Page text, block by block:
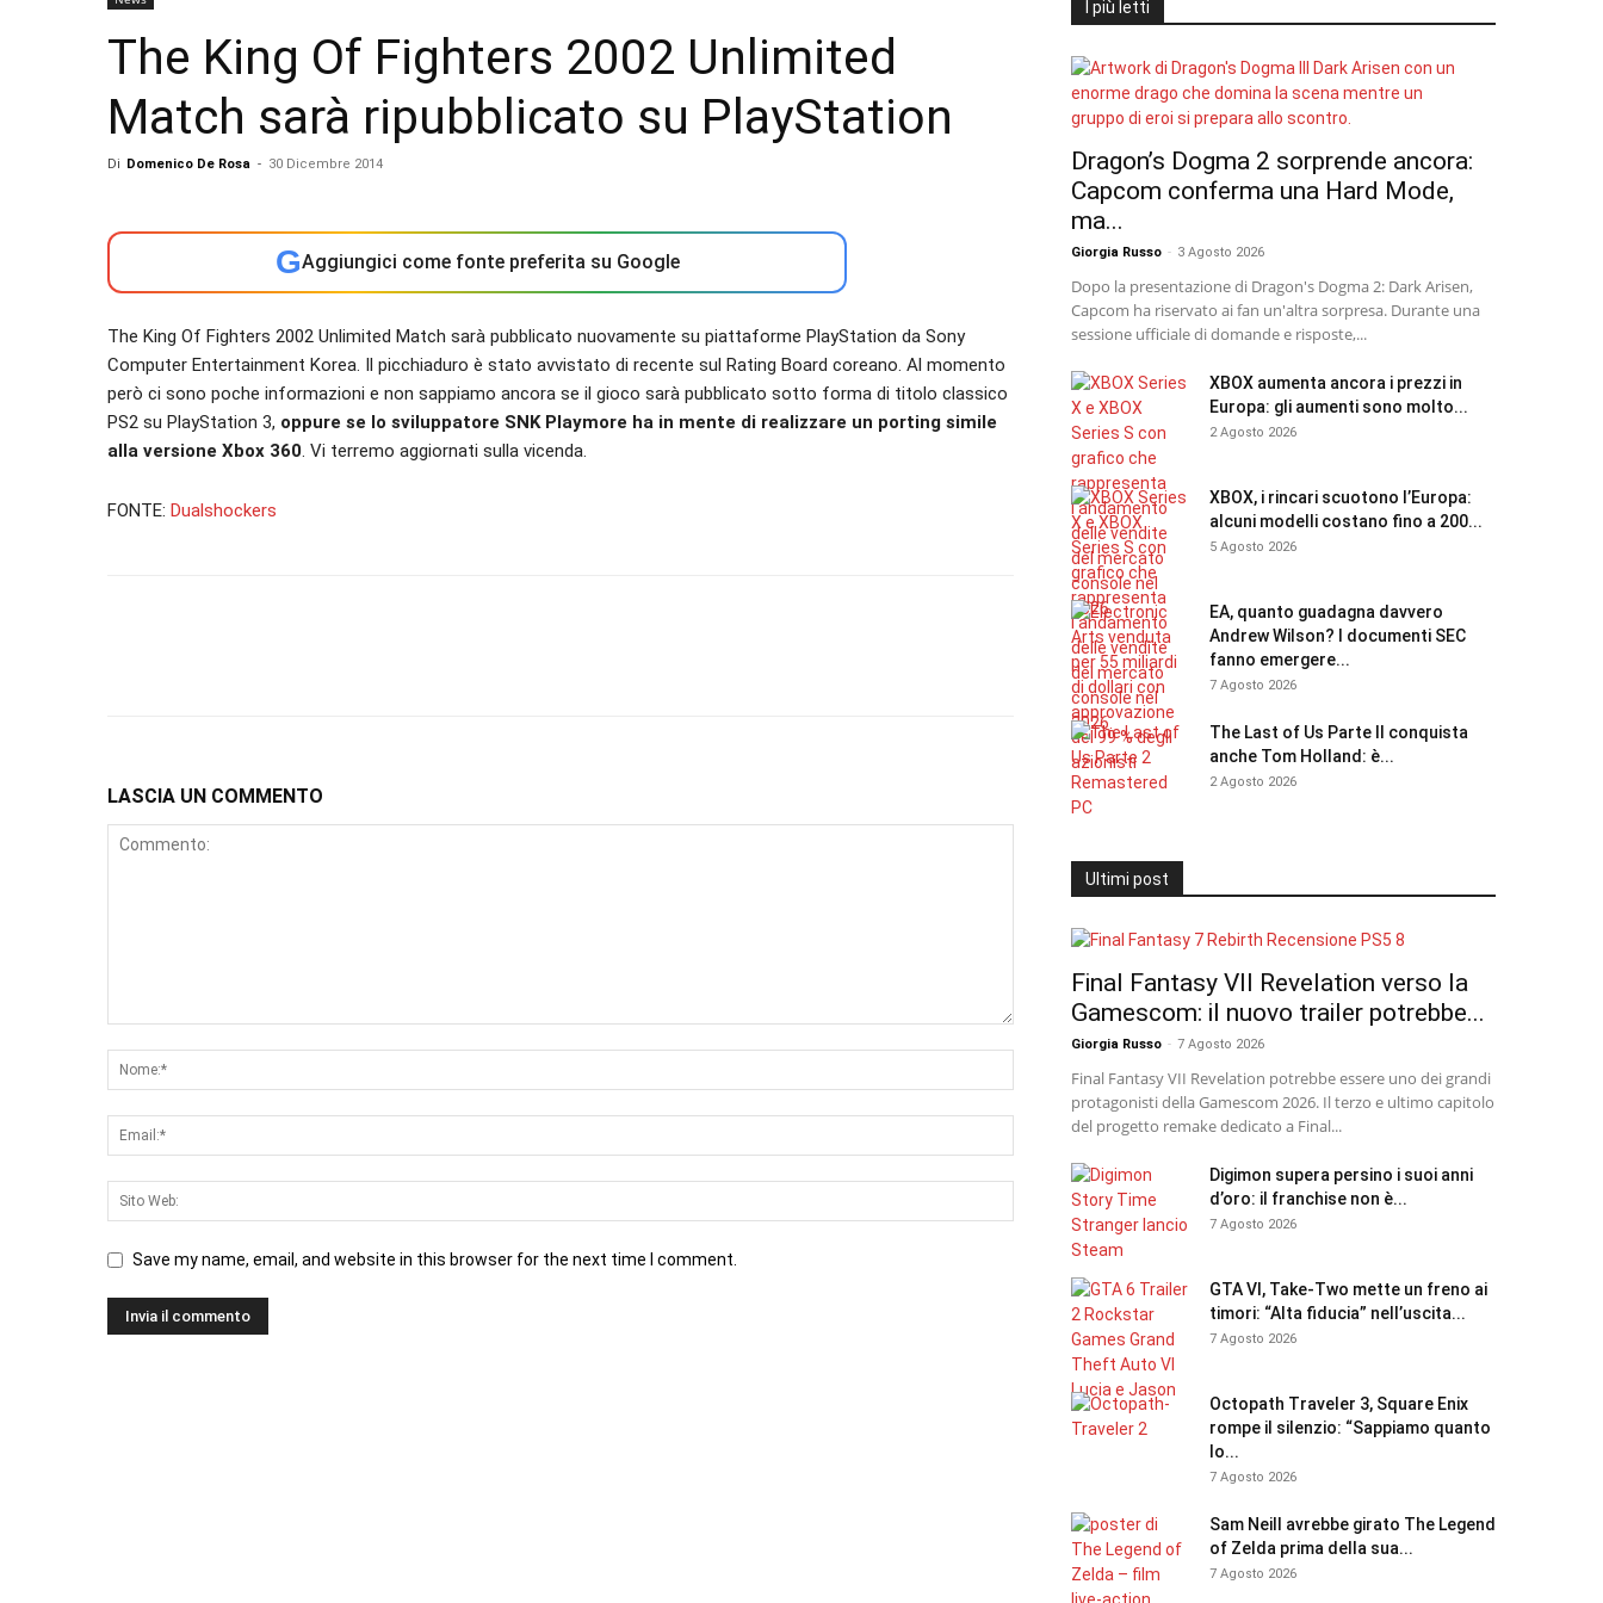
The King Of Fighters 2002 Unlimited
Match sarà ripubblicato su PlayStation
Di Domenico De Rosa - 30 Dicembre 2014
GAggiungici come fonte preferita su Google
The King Of Fighters 2002 Unlimited Match sarà pubblicato nuovamente su piattaforme PlayStation da Sony
Computer Entertainment Korea. Il picchiaduro è stato avvistato di recente sul Rating Board coreano. Al momento
però ci sono poche informazioni e non sappiamo ancora se il gioco sarà pubblicato sotto forma di titolo classico
PS2 su PlayStation 3, oppure se lo sviluppatore SNK Playmore ha in mente di realizzare un porting simile
alla versione Xbox 360. Vi terremo aggiornati sulla vicenda.
FONTE: Dualshockers
LASCIA UN COMMENTO
Save my name, email, and website in this browser for the next time I comment.
I più letti
Dragon’s Dogma 2 sorprende ancora:
Capcom conferma una Hard Mode,
ma...
Giorgia Russo - 3 Agosto 2026
Dopo la presentazione di Dragon's Dogma 2: Dark Arisen,
Capcom ha riservato ai fan un'altra sorpresa. Durante una
sessione ufficiale di domande e risposte,...
XBOX aumenta ancora i prezzi in
Europa: gli aumenti sono molto...
2 Agosto 2026
XBOX, i rincari scuotono l’Europa:
alcuni modelli costano fino a 200...
5 Agosto 2026
EA, quanto guadagna davvero
Andrew Wilson? I documenti SEC
fanno emergere...
7 Agosto 2026
The Last of Us Parte II conquista
anche Tom Holland: è...
2 Agosto 2026
Ultimi post
Final Fantasy VII Revelation verso la
Gamescom: il nuovo trailer potrebbe...
Giorgia Russo - 7 Agosto 2026
Final Fantasy VII Revelation potrebbe essere uno dei grandi
protagonisti della Gamescom 2026. Il terzo e ultimo capitolo
del progetto remake dedicato a Final...
Digimon supera persino i suoi anni
d’oro: il franchise non è...
7 Agosto 2026
GTA VI, Take-Two mette un freno ai
timori: “Alta fiducia” nell’uscita...
7 Agosto 2026
Octopath Traveler 3, Square Enix
rompe il silenzio: “Sappiamo quanto
lo...
7 Agosto 2026
Sam Neill avrebbe girato The Legend
of Zelda prima della sua...
7 Agosto 2026